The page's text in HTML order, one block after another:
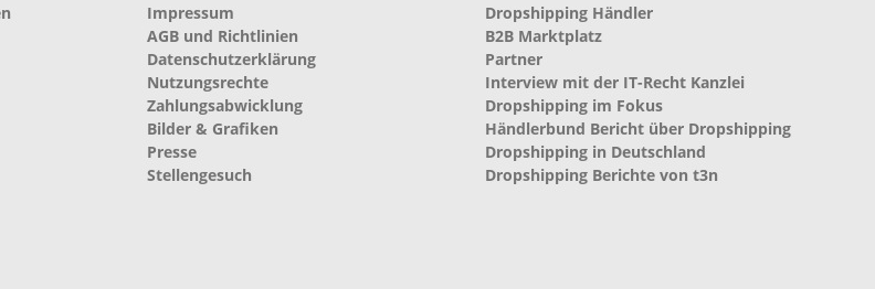
Impressum
AGB und Richtlinien
Datenschutzerklärung
Nutzungsrechte
Zahlungsabwicklung
Bilder & Grafiken
Presse
Stellengesuch
Dropshipping Händler
B2B Marktplatz
Partner
Interview mit der IT-Recht Kanzlei
Dropshipping im Fokus
Händlerbund Bericht über Dropshipping
Dropshipping in Deutschland
Dropshipping Berichte von t3n